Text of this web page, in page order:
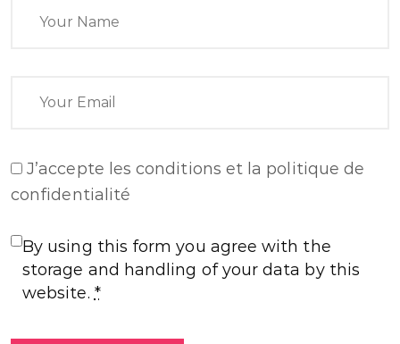
J’accepte les conditions et la politique de
confidentialité
By using this form you agree with the
storage and handling of your data by this
website. *